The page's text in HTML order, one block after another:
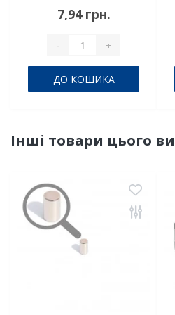
7,94 грн.
- +
ДО КОШИКА
Інші товари цього